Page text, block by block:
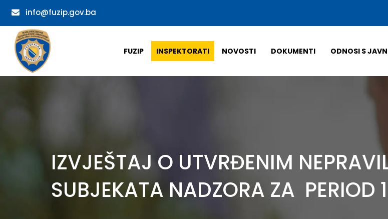
info@fuzip.gov.ba
FUZIP INSPEKTORATI NOVOSTI DOKUMENTI ODNOSI S
IZVJEŠTAJ O UTVRĐENIM
SUBJEKATA NADZORA ZA PERIOD